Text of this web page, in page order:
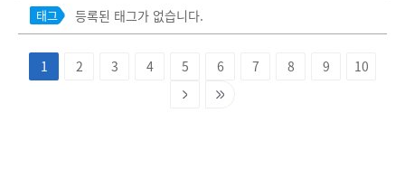
사용신청 : 별지2호 서식 참조 바. 문화누리카드 사용 신청 : 별지
3호 서식 참조 사. 전문음식점 부스신청 : 별지4호 서식 참조 기
타 문의사항은 붙임문서 참조 후 도시농업과 농업교육팀으로 문
의바랍니다. - 파주개성인삼축제 문의 : 031-940-5282 - 파주장
단콩축제 문의 : 031-940-5281
○ 교육내용 : 우리쌀을 이용한 전통 떡 배우기 ○ 교육일정 : 20
26. 8. 13.(목) ~ 8. 28.(금) 14:00 ~ 18:00 / 3회차 - 2026. 8. 13.
(목) : 떡 제조 이론 - 2026. 8. 20.(목), 21.(금) : 떡 제조 실습(꿀
떡, 꿀설기) - 2026. 8. 27.(목), 28.(금) : 떡 제조 실습(가래떡, 구
태그 등록된 태그가 없습니다.
1 2 3 4 5 6 7 8 9
10
다음페이지